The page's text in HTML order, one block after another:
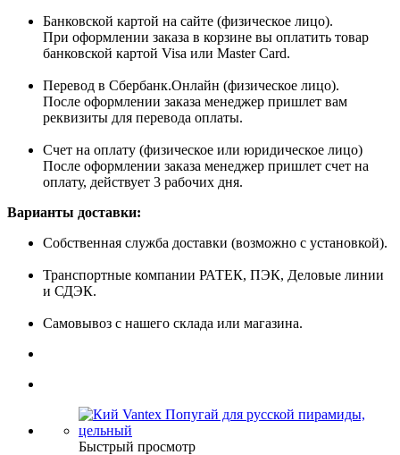
Банковской картой на сайте (физическое лицо).
При оформлении заказа в корзине вы оплатить товар
банковской картой Visa или Master Card.
Перевод в Сбербанк.Онлайн (физическое лицо).
После оформлении заказа менеджер пришлет вам
реквизиты для перевода оплаты.
Счет на оплату (физическое или юридическое лицо)
После оформлении заказа менеджер пришлет счет на
оплату, действует 3 рабочих дня.
Варианты доставки:
Собственная служба доставки (возможно с установкой).
Транспортные компании РАТЕК, ПЭК, Деловые линии
и СДЭК.
Самовывоз с нашего склада или магазина.
Быстрый просмотр